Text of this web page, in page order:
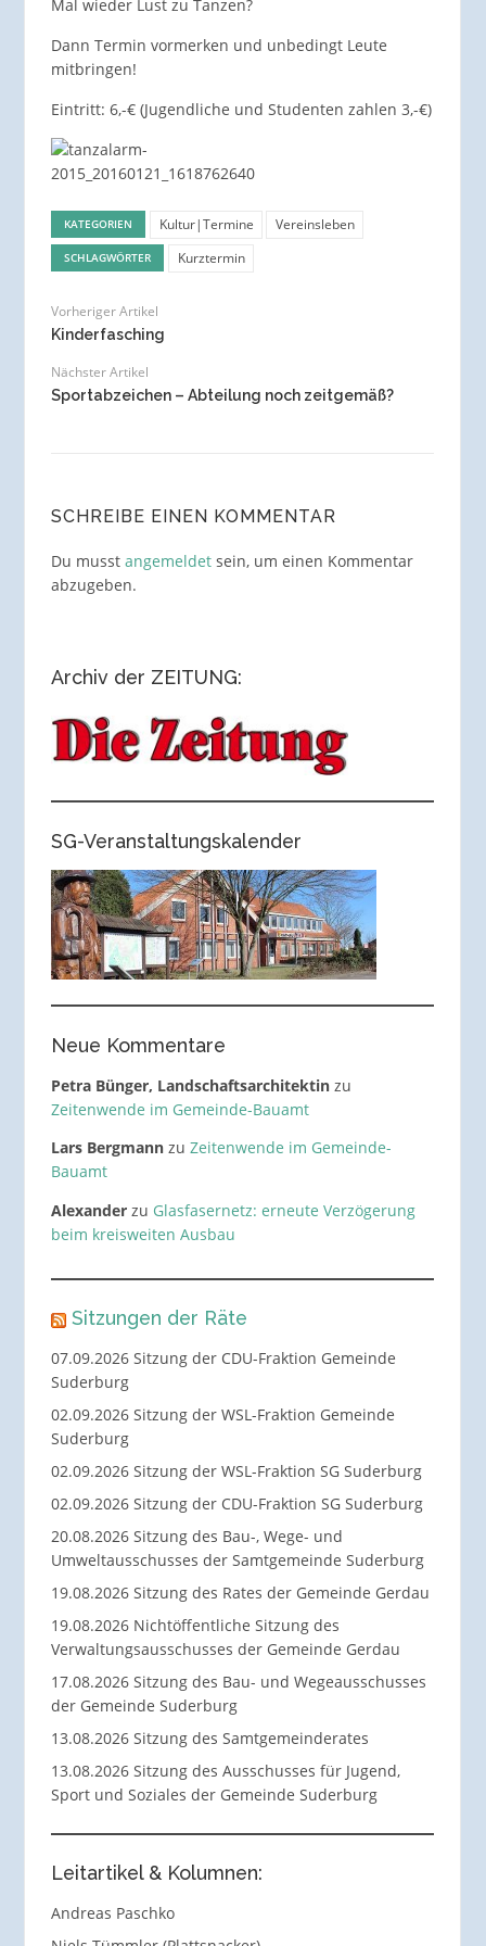
Mal wieder Lust zu Tanzen?
Dann Termin vormerken und unbedingt Leute
mitbringen!
Eintritt: 6,-€ (Jugendliche und Studenten zahlen 3,-€)
KATEGORIEN Kultur|Termine Vereinsleben
SCHLAGWÖRTER Kurztermin
Vorheriger Artikel
Kinderfasching
Nächster Artikel
Sportabzeichen – Abteilung noch zeitgemäß?
SCHREIBE EINEN KOMMENTAR
Du musst angemeldetsein, um einen Kommentar
abzugeben.
Archiv der ZEITUNG:
SG-Veranstaltungskalender
Neue Kommentare
Petra Bünger, Landschaftsarchitektinzu
Zeitenwende im Gemeinde-Bauamt
Lars Bergmannzu Zeitenwende im Gemeinde-
Bauamt
Alexanderzu Glasfasernetz: erneute Verzögerung
beim kreisweiten Ausbau
Sitzungen der Räte
07.09.2026 Sitzung der CDU-Fraktion Gemeinde
Suderburg
02.09.2026 Sitzung der WSL-Fraktion Gemeinde
Suderburg
02.09.2026 Sitzung der WSL-Fraktion SG Suderburg
02.09.2026 Sitzung der CDU-Fraktion SG Suderburg
20.08.2026 Sitzung des Bau-, Wege- und
Umweltausschusses der Samtgemeinde Suderburg
19.08.2026 Sitzung des Rates der Gemeinde Gerdau
19.08.2026 Nichtöffentliche Sitzung des
Verwaltungsausschusses der Gemeinde Gerdau
17.08.2026 Sitzung des Bau- und Wegeausschusses
der Gemeinde Suderburg
13.08.2026 Sitzung des Samtgemeinderates
13.08.2026 Sitzung des Ausschusses für Jugend,
Sport und Soziales der Gemeinde Suderburg
Leitartikel & Kolumnen:
Andreas Paschko